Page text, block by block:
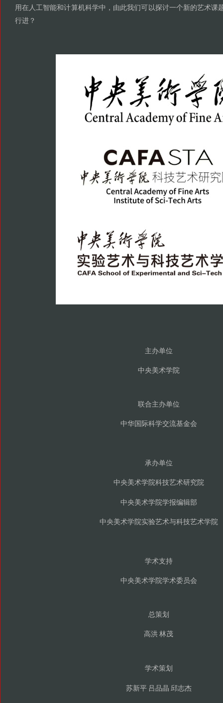
用在人工智能和计算机科学中 ， 由此我们可以探讨一个新的艺术课
行进？
主办单位
中央美术学院
联合主办单位
中华国际科学交流基金会
承办单位
中央美术学院科技艺术研究院
中央美术学院学报编辑部
中央美术学院实验艺术与科技艺术学院
学术支持
中央美术学院学术委员会
总策划
高洪 林茂
学术策划
苏新平 吕品晶 邱志杰